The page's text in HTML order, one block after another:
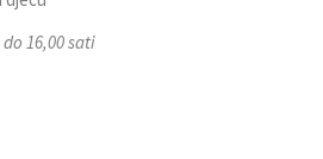
16,00 sati